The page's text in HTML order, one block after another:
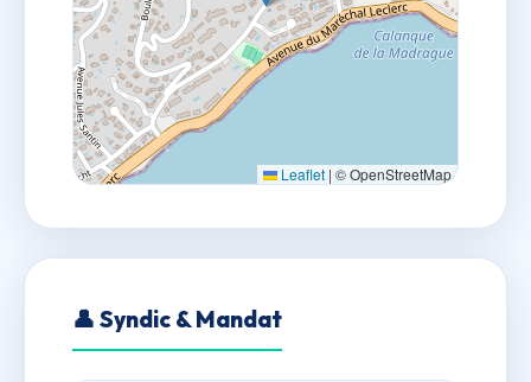
Leaflet | © OpenStreetMap
👤 Syndic & Mandat